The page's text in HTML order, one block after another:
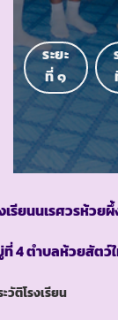
ระยะ
ที่ ๑
เรียนนเรศวรห้วย
ที่4 ตำบลห้วยสัตว์
วัติโรงเรียน